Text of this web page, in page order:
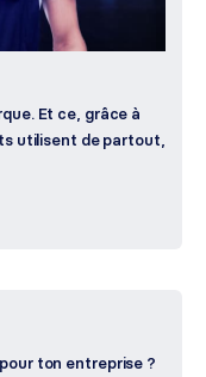
Et ce, grâce à
utilisent de partout,
ton entreprise ?